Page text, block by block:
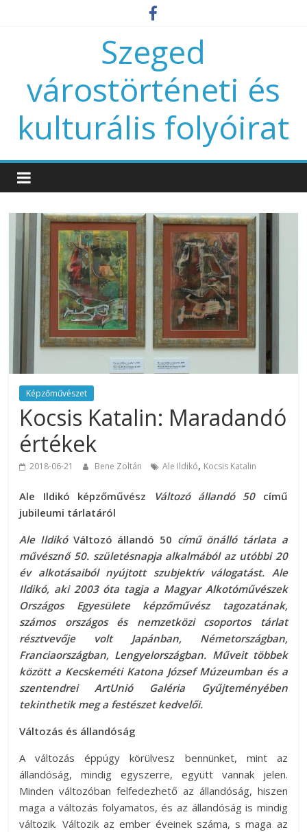
Szeged
várostörténeti és
kulturális folyóirat
Képzőművészet
Kocsis Katalin: Maradandó
értékek
2018-06-21 Bene Zoltán Ale Ildikó, Kocsis Katalin
Ale Ildikó képzőművész Változó állandó 50című
jubileumi tárlatáról
Ale Ildikó Változó állandó 50 című önálló tárlata a
művésznő 50. születésnapja alkalmából az utóbbi 20
év alkotásaiból nyújtott szubjektív válogatást. Ale
Ildikó, aki 2003 óta tagja a Magyar Alkotóművészek
Országos Egyesülete képzőművész tagozatának,
számos országos és nemzetközi csoportos tárlat
résztvevője volt Japánban, Németországban,
Franciaországban, Lengyelországban. Műveit többek
között a Kecskeméti Katona József Múzeumban és a
szentendrei ArtUnió Galéria Gyűjteményében
tekinthetik meg a festészet kedvelői.
Változás és állandóság
A változás éppúgy körülvesz bennünket, mint az
állandóság, mindig egyszerre, együtt vannak jelen.
Minden változóban felfedezhető az állandóság, hiszen
maga a változás folyamatos, és az állandóság is mindig
változik. Változik az ember éveinek száma, s maga az